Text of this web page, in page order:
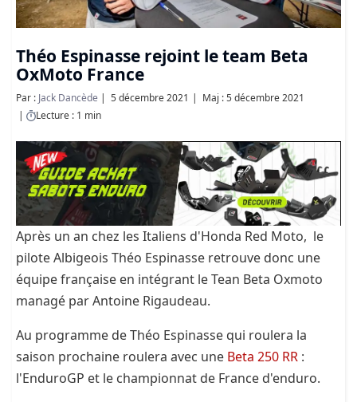
Théo Espinasse rejoint le team Beta
OxMoto France
Par : Jack Dancède 5 décembre 2021
Maj : 5 décembre 2021
Lecture : 1 min
Après un an chez les Italiens d'Honda Red Moto, le
pilote Albigeois Théo Espinasse retrouve donc une
équipe française en intégrant le Tean Beta Oxmoto
managé par Antoine Rigaudeau.
Au programme de Théo Espinasse qui roulera la
saison prochaine roulera avec une Beta 250 RR :
l'EnduroGP et le championnat de France d'enduro.